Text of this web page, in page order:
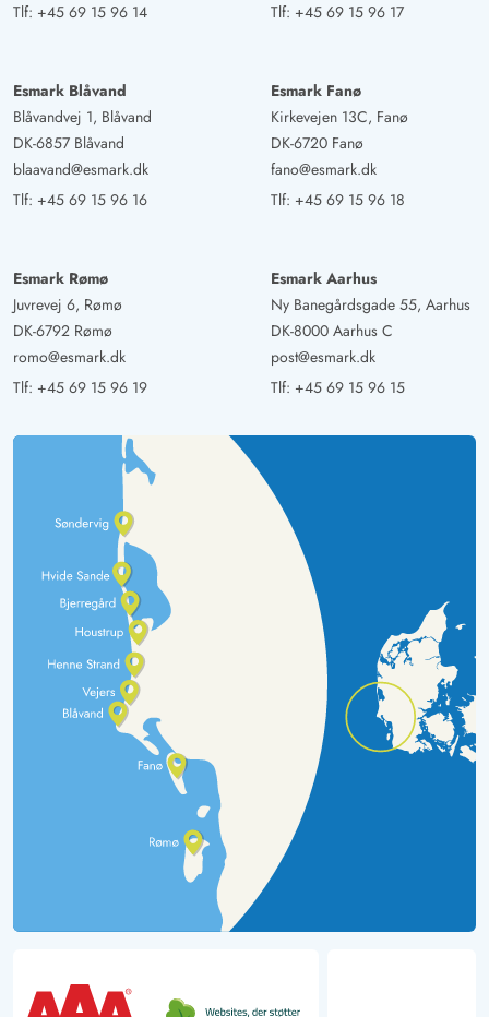
Tlf: +45 69 15 96 14
Tlf: +45 69 15 96 17
Esmark Blåvand
Blåvandvej 1, Blåvand
DK-6857 Blåvand
blaavand@esmark.dk
Tlf: +45 69 15 96 16
Esmark Fanø
Kirkevejen 13C, Fanø
DK-6720 Fanø
fano@esmark.dk
Tlf: +45 69 15 96 18
Esmark Rømø
Juvrevej 6, Rømø
DK-6792 Rømø
romo@esmark.dk
Tlf: +45 69 15 96 19
Esmark Aarhus
Ny Banegårdsgade 55, Aarhus
DK-8000 Aarhus C
post@esmark.dk
Tlf: +45 69 15 96 15